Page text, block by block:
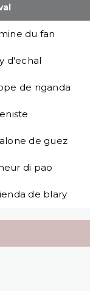
du fan
d'echal
de nganda
de guez
di pao
de blary